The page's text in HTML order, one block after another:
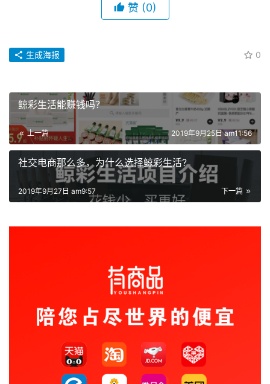
赞 (0)
0
生成海报
鲸彩生活能赚钱吗？
上一篇 2019年9月25日 am11:56
社交电商那么多，为什么选择鲸彩生活?
下一篇
2019年9月27日 am9:57